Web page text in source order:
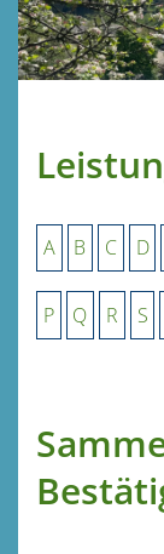
A B C D
P Q R S